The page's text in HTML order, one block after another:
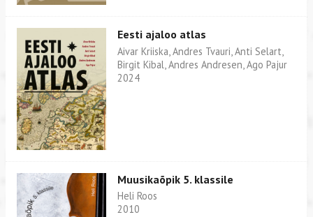
Eesti ajaloo atlas
Aivar Kriiska, Andres Tvauri, Anti Selart,
Birgit Kibal, Andres Andresen, Ago Pajur
2024
Muusikaõpik 5. klassile
Heli Roos
2010